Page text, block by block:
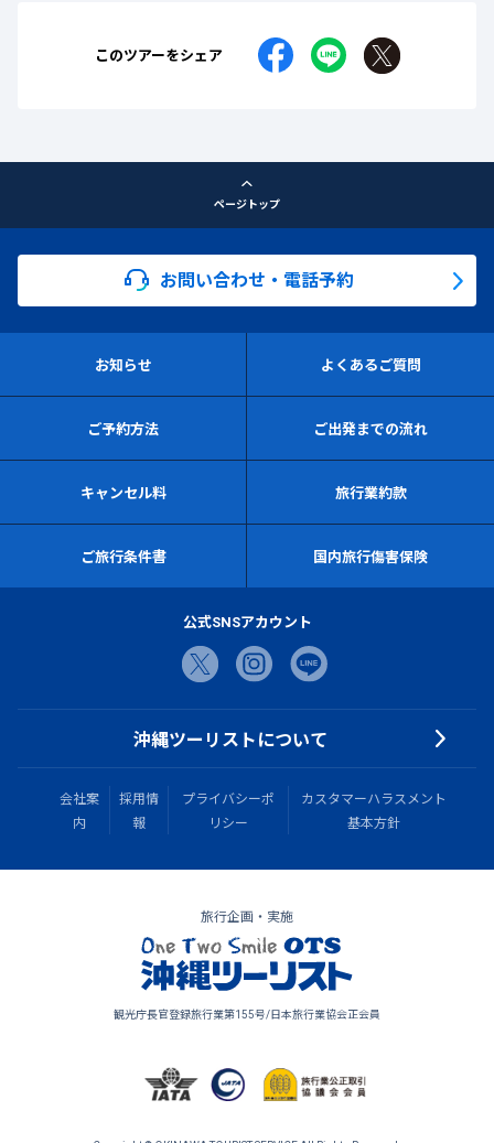
このツアーをシェア
ページトップ
お問い合わせ・電話予約
お知らせ よくあるご質問
ご予約方法 ご出発までの流れ
キャンセル料 旅行業約款
ご旅行条件書 国内旅行傷害保険
公式SNSアカウント
沖縄ツーリストについて
会社案
内
採用情
報
プライバシーポ
リシー
カスタマーハラスメント
基本方針
旅行企画・実施
観光庁長官登録旅行業第155号/日本旅行業協会正会員